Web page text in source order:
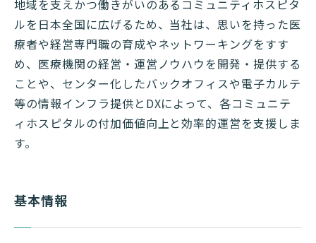
地域を支えかつ働きがいのあるコミュニティホスピタ
ルを日本全国に広げるため、当社は、思いを持った医
療者や経営専門職の育成やネットワーキングをすす
め、医療機関の経営・運営ノウハウを開発・提供する
ことや、センター化したバックオフィスや電子カルテ
等の情報インフラ提供とDXによって、各コミュニテ
ィホスピタルの付加価値向上と効率的運営を支援しま
す。
基本情報